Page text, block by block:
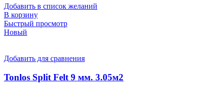
Добавить в список желаний
В корзину
Быстрый просмотр
Новый
Добавить для сравнения
Tonlos Split Felt 9 мм. 3.05м2